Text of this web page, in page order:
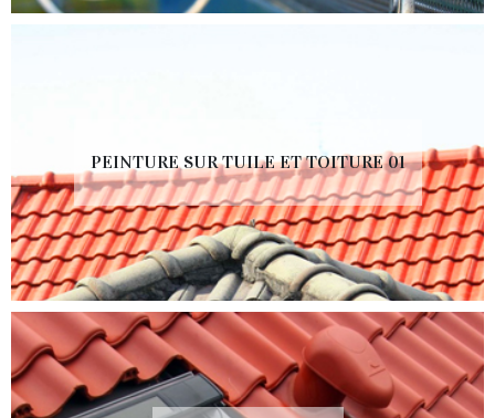
PEINTURE SUR TUILE ET TOITURE 01